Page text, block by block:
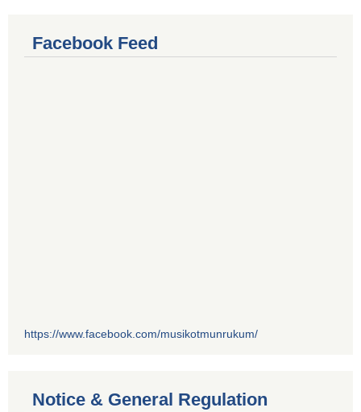
Facebook Feed
https://www.facebook.com/musikotmunrukum/
Notice & General Regulation